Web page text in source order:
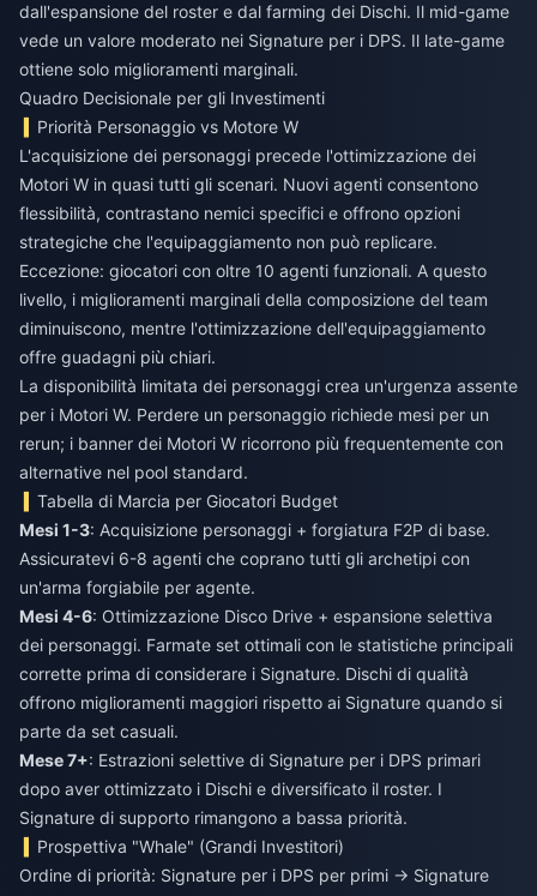
dall'espansione del roster e dal farming dei Dischi. Il mid-game
vede un valore moderato nei Signature per i DPS. Il late-game
ottiene solo miglioramenti marginali.
Quadro Decisionale per gli Investimenti
Priorità Personaggio vs Motore W
L'acquisizione dei personaggi precede l'ottimizzazione dei
Motori W in quasi tutti gli scenari. Nuovi agenti consentono
flessibilità, contrastano nemici specifici e offrono opzioni
strategiche che l'equipaggiamento non può replicare.
Eccezione: giocatori con oltre 10 agenti funzionali. A questo
livello, i miglioramenti marginali della composizione del team
diminuiscono, mentre l'ottimizzazione dell'equipaggiamento
offre guadagni più chiari.
La disponibilità limitata dei personaggi crea un'urgenza assente
per i Motori W. Perdere un personaggio richiede mesi per un
rerun; i banner dei Motori W ricorrono più frequentemente con
alternative nel pool standard.
Tabella di Marcia per Giocatori Budget
Mesi 1-3: Acquisizione personaggi + forgiatura F2P di base.
Assicuratevi 6-8 agenti che coprano tutti gli archetipi con
un'arma forgiabile per agente.
Mesi 4-6: Ottimizzazione Disco Drive + espansione selettiva
dei personaggi. Farmate set ottimali con le statistiche principali
corrette prima di considerare i Signature. Dischi di qualità
offrono miglioramenti maggiori rispetto ai Signature quando si
parte da set casuali.
Mese 7+: Estrazioni selettive di Signature per i DPS primari
dopo aver ottimizzato i Dischi e diversificato il roster. I
Signature di supporto rimangono a bassa priorità.
Prospettiva "Whale" (Grandi Investitori)
Ordine di priorità: Signature per i DPS per primi → Signature